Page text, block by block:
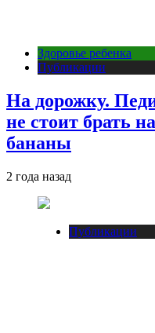
Здоровье ребенка
Публикации
На дорожку.
не стоит брать
бананы
2 года назад
Публикации